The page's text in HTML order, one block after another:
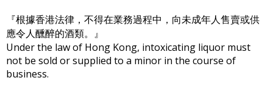
『根據香港法律，不得在業務過程中，向未成年人售賣或供
應令人醺醉的酒類。』
Under the law of Hong Kong, intoxicating liquor must
not be sold or supplied to a minor in the course of
business.